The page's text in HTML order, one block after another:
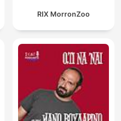
RIX MorronZoo